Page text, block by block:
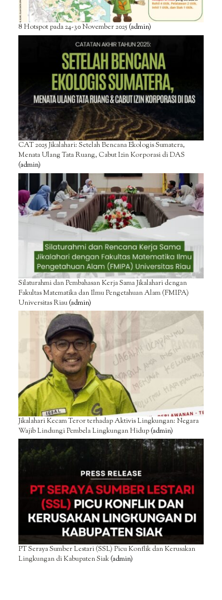
8 Hotspot pada 24-30 November 2025(admin)
CAT 2025 Jikalahari: Setelah Bencana Ekologis Sumatera,
Menata Ulang Tata Ruang, Cabut Izin Korporasi di DAS
(admin)
Silaturahmi dan Pembahasan Kerja Sama Jikalahari dengan
Fakultas Matematika dan Ilmu Pengetahuan Alam (FMIPA)
Universitas Riau(admin)
Jikalahari Kecam Teror terhadap Aktivis Lingkungan: Negara
Wajib Lindungi Pembela Lingkungan Hidup(admin)
PT Seraya Sumber Lestari (SSL) Picu Konflik dan Kerusakan
Lingkungan di Kabupaten Siak(admin)